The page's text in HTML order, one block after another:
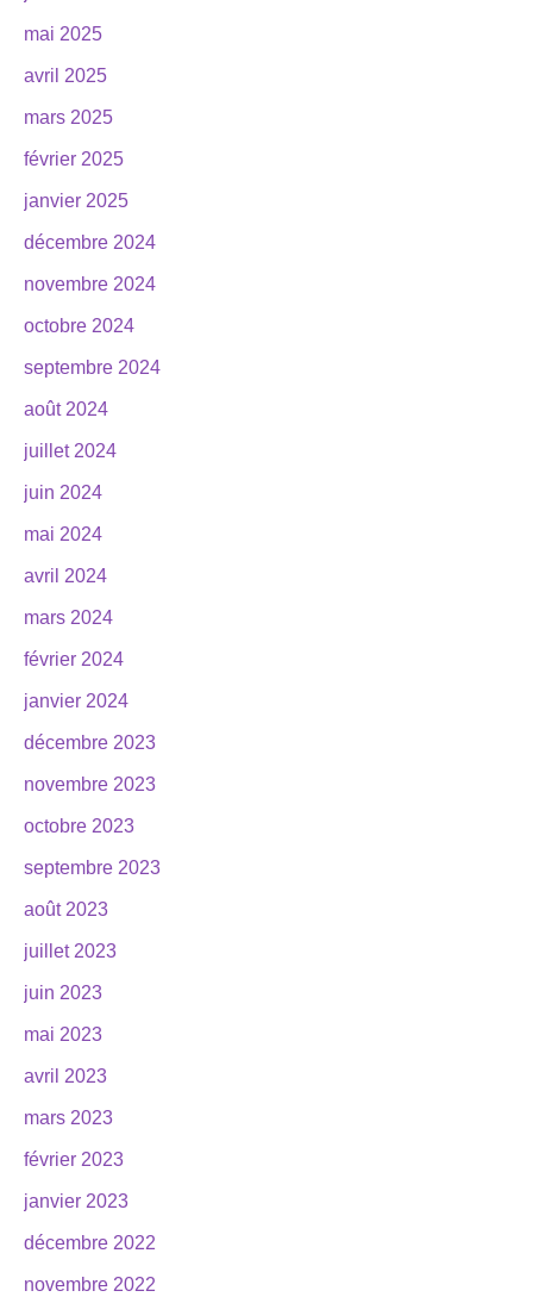
mai 2025
avril 2025
mars 2025
février 2025
janvier 2025
décembre 2024
novembre 2024
octobre 2024
septembre 2024
août 2024
juillet 2024
juin 2024
mai 2024
avril 2024
mars 2024
février 2024
janvier 2024
décembre 2023
novembre 2023
octobre 2023
septembre 2023
août 2023
juillet 2023
juin 2023
mai 2023
avril 2023
mars 2023
février 2023
janvier 2023
décembre 2022
novembre 2022